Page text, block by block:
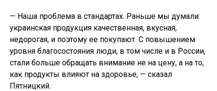
— Наша проблема в стандартах. Раньше мы думали:
украинская продукция качественная, вкусная,
недорогая, и поэтому ее покупают. С повышением
уровня благосостояния люди, в том числе и в России,
стали больше обращать внимание не на цену, а на то,
как продукты влияют на здоровье, — сказал
Пятницкий.